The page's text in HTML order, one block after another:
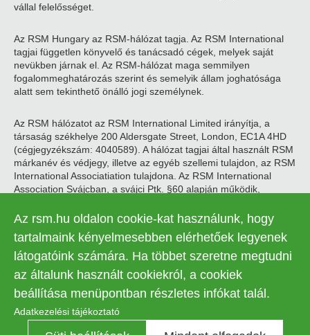
vállal felelősséget.
Az RSM Hungary az RSM-hálózat tagja. Az RSM International
tagjai független könyvelő és tanácsadó cégek, melyek saját
nevükben járnak el. Az RSM-hálózat maga semmilyen
fogalommeghatározás szerint és semelyik állam joghatósága
alatt sem tekinthető önálló jogi személynek.
Az RSM hálózatot az RSM International Limited irányítja, a
társaság székhelye 200 Aldersgate Street, London, EC1A 4HD
(cégjegyzékszám: 4040589). A hálózat tagjai által használt RSM
márkanév és védjegy, illetve az egyéb szellemi tulajdon, az RSM
International Associatiation tulajdona. Az RSM International
Association Svájcban, a svájci Ptk. §60 alapján működik,
© 2026 RSM Hungary Zrt. | Minden jog fenntartva
Legal
menu
Adatkezelési tájékoztató
Kapcsolat
Süti beállítások
Az rsm.hu oldalon cookie-kat használunk, hogy
tartalmaink kényelmesebben elérhetőek legyenek
látogatóink számára. Ha többet szeretne megtudni
az általunk használt cookiekról, a cookiek
beállítása menüpontban részletes infókat talál.
Adatkezelési tájékoztató